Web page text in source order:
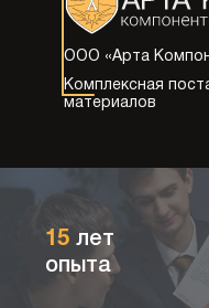
ООО «Арта
Комплексная
материалов
15 лет
опыта